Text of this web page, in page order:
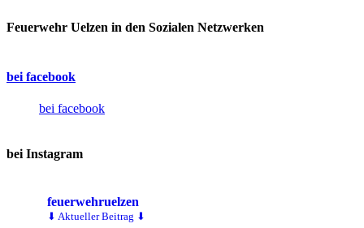
Feuerwehr Uelzen in den Sozialen Netzwerken
bei facebook
bei facebook
bei Instagram
feuerwehruelzen
⬇ Aktueller Beitrag ⬇